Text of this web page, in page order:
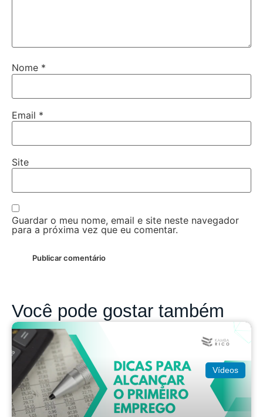
Nome *
Email *
Site
Guardar o meu nome, email e site neste navegador
para a próxima vez que eu comentar.
Você pode gostar também
Vídeos